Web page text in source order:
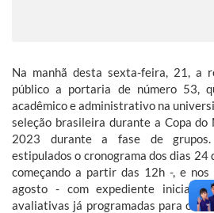
Na manhã desta sexta-feira, 21, a
público a portaria de número 53,
acadêmico e administrativo na
seleção brasileira durante a Copa do
2023 durante a fase de
estipulados o cronograma dos dias 24
começando a partir das 12h -, e
agosto - com expediente
avaliativas já programadas para os